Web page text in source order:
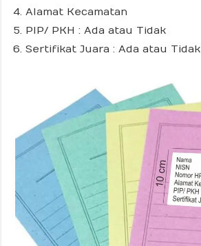
Alamat Kecamatan
PIP/ PKH : Ada atau Tidak
Sertifikat Juara : Ada atau Tidak